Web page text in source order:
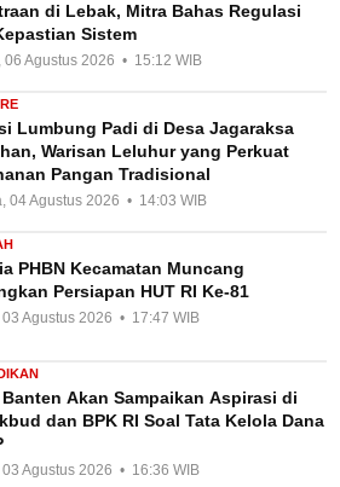
di Lebak, Mitra Bahas Regulasi
Sistem
06 Agustus 2026 • 15:12 WIB
Lumbung Padi di Desa Jagaraksa
Warisan Leluhur yang Perkuat
Pangan Tradisional
04 Agustus 2026 • 14:03 WIB
PHBN Kecamatan Muncang
Persiapan HUT RI Ke-81
03 Agustus 2026 • 17:47 WIB
Banten Akan Sampaikan Aspirasi di
dan BPK RI Soal Tata Kelola Dana
03 Agustus 2026 • 16:36 WIB